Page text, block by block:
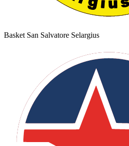
Basket San Salvatore Selargius